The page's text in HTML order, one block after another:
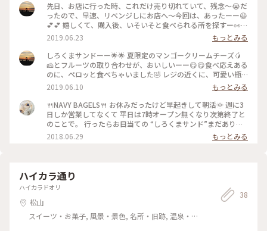
先日、お店に行った時、これだけ売り切れていて、残念〜😭だ
ったので、早速、リベンジしにお店へ〜今回は、あったーー😃
💕💕 嬉しくて、購入後、いそいそと食べられる所を探すー👀🌟
たぁ〜っぷりアンコと、バターが合う❣️❣️ アンコ、多すぎない
かなー？！と食べる前に思ってたけど、ちょうどいいと思わせ
るのが、バターの塩梅なんでしょうね〜😋😋 #初夏の彩り #パ
ンが好き #わたしの街 #ベーグル #あんバターサンド💕
2019.06.23
もっとみる
しろくまサンドーー🌟🌟 夏限定のマンゴークリームチーズ🥭
🧀とフルーツの取り合わせが、おいしいーー😋😋食べ応えある
のに、ペロッと食べちゃいました🤣 レジの近くに、可愛い瓶
に入ったりんごジュース発見👀💕💕これは、買ってしまう〜〜
🍎🍹ちょうど良い濃さ&甘さのジュースでした😻 #初夏の彩り
#パンが好き #わたしの街 #行列のできる店 #ベーグル屋さん #
ネイビーベーグルズ
2019.06.10
もっとみる
🍴NAVY BAGELS🍴 お休みだったけど早起きして朝活🌞 週に3
日しか営業してなくて 平日は7時オープン無くなり次第終了と
のことで。 行ったらお目当ての “しろくまサンド”まだありま
した💓 種類がたくさんで迷って ○いもくりかぼちゃ ○安納芋
のごまさつ ○いちじくくるみ チョイスが…どんだけ芋好きな
てて 大きいので食べるの大変だけど美味しい😋💓 次は違うク
リームチーズをサンドしてもらいに行きたいです✨✨ #わたし
の街 #おやつの時間 #愛媛 #松山 #ネイビーベーグルズ
2018.06.29 もっとみる
ハイカラ通り
ハイカラドオリ
松山
スイーツ・お菓子, 風景・景色, 名所・旧跡, 温泉・ス
38